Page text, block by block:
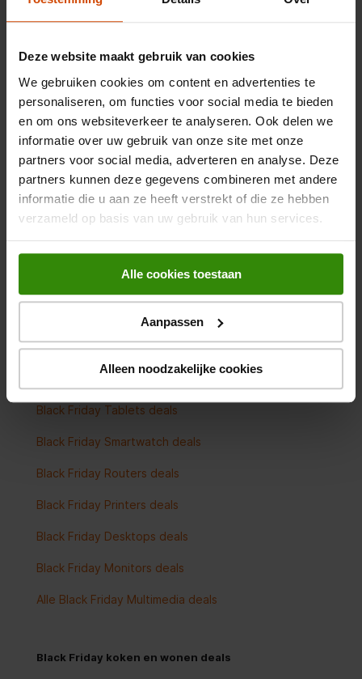
Deze website maakt gebruik van cookies
We gebruiken cookies om content en advertenties te
personaliseren, om functies voor social media te bieden
en om ons websiteverkeer te analyseren. Ook delen we
informatie over uw gebruik van onze site met onze
partners voor social media, adverteren en analyse. Deze
partners kunnen deze gegevens combineren met andere
informatie die u aan ze heeft verstrekt of die ze hebben
verzameld op basis van uw gebruik van hun services.
Alle cookies toestaan
Aanpassen
Alleen noodzakelijke cookies
Black Friday Speakers deals
Black Friday Koptelefoons & Oordopjes deals
Black Friday Oordopjes deals
Black Friday Koptelefoon deals
Alle Black Friday Audio deals
Black Friday multimedia deals
Black Friday Smartphone, Tablet & Smartwatch deals
Black Friday Netwerk & Smart Home deals
Black Friday Smartphones deals
Black Friday Tablets deals
Black Friday Smartwatch deals
Black Friday Routers deals
Black Friday Printers deals
Black Friday Desktops deals
Black Friday Monitors deals
Alle Black Friday Multimedia deals
Black Friday koken en wonen deals